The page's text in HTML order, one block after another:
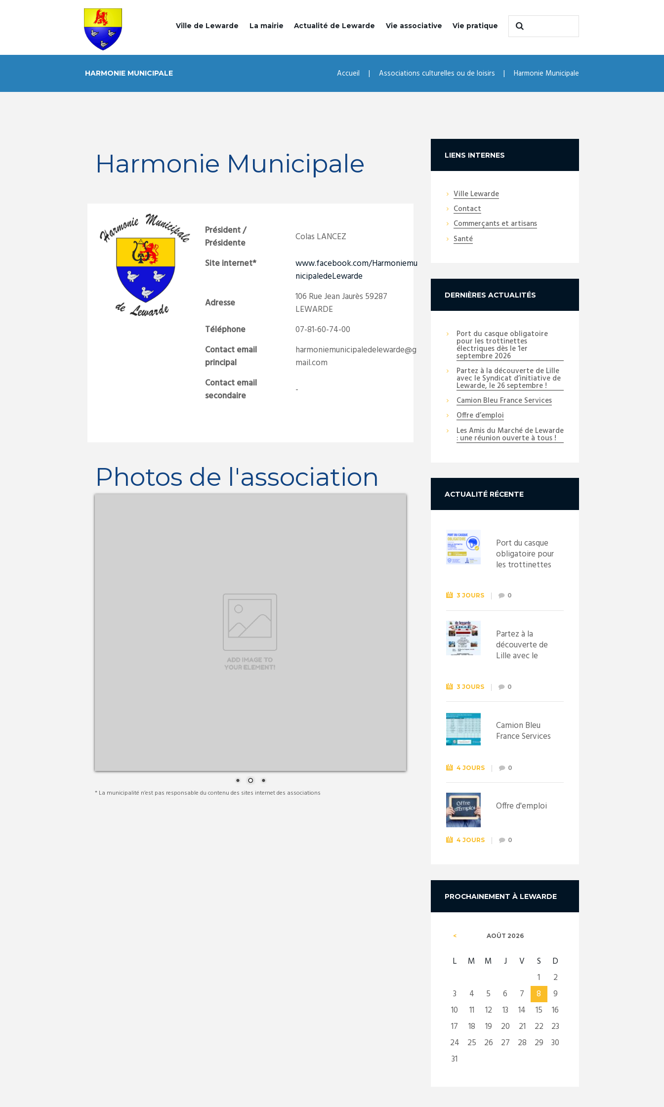
Ville de Lewarde La mairie Actualité de Lewarde Vie associative Vie pratique
HARMONIE MUNICIPALE Accueil Associations culturelles ou de loisirs Harmonie Municipale
Harmonie Municipale
Président /
Présidente
Colas LANCEZ
Site internet*
www.facebook.com/Harmoniemu
nicipaledeLewarde
Adresse
106 Rue Jean Jaurès 59287
LEWARDE
Téléphone
07-81-60-74-00
Contact email
principal
harmoniemunicipaledelewarde@g
mail.com
Contact email
secondaire
-
Photos de l'association
* La municipalité n’est pas responsable du contenu des sites internet des associations
LIENS INTERNES
Ville Lewarde
Contact
Commerçants et artisans
Santé
DERNIÈRES ACTUALITÉS
Port du casque obligatoire
pour les trottinettes
électriques dès le 1er
septembre 2026
Partez à la découverte de Lille
avec le Syndicat d’initiative de
Lewarde, le 26 septembre !
Camion Bleu France Services
Offre d’emploi
Les Amis du Marché de Lewarde
: une réunion ouverte à tous !
ACTUALITÉ RÉCENTE
Port du casque
obligatoire pour
les trottinettes
septembre
2026
3 JOURS 0
Partez à la
découverte de
Lille avec le
Lewarde, le 26
septembre !
3 JOURS 0
Camion Bleu
France Services
4 JOURS 0
Offre d'emploi
4 JOURS 0
PROCHAINEMENT À LEWARDE
AOÛT 2026
L M M J V S
D
1
2
3
4 5 6 7 8
9
10
11 12 13 14 15
16
17
18 19 20 21 22
23
24
25 26 27 28 29
30
31